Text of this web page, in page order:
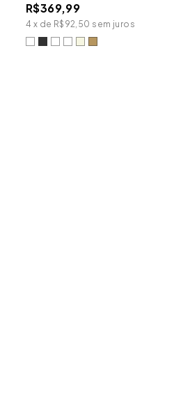
R$369,99
4 x de R$92,50 sem juros